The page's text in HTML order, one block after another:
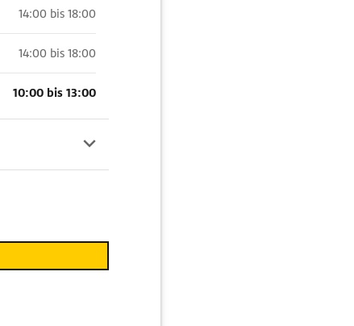
14:00 bis 18:00
14:00 bis 18:00
10:00 bis 13:00